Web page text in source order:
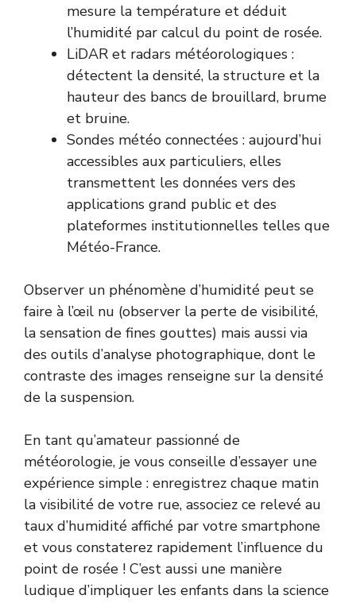
mesure la température et déduit
l’humidité par calcul du point de rosée.
LiDAR et radars météorologiques :
détectent la densité, la structure et la
hauteur des bancs de brouillard, brume
et bruine.
Sondes météo connectées : aujourd’hui
accessibles aux particuliers, elles
transmettent les données vers des
applications grand public et des
plateformes institutionnelles telles que
Météo-France.
Observer un phénomène d’humidité peut se
faire à l’œil nu (observer la perte de visibilité,
la sensation de fines gouttes) mais aussi via
des outils d’analyse photographique, dont le
contraste des images renseigne sur la densité
de la suspension.
En tant qu’amateur passionné de
météorologie, je vous conseille d’essayer une
expérience simple : enregistrez chaque matin
la visibilité de votre rue, associez ce relevé au
taux d’humidité affiché par votre smartphone
et vous constaterez rapidement l’influence du
point de rosée ! C’est aussi une manière
ludique d’impliquer les enfants dans la science